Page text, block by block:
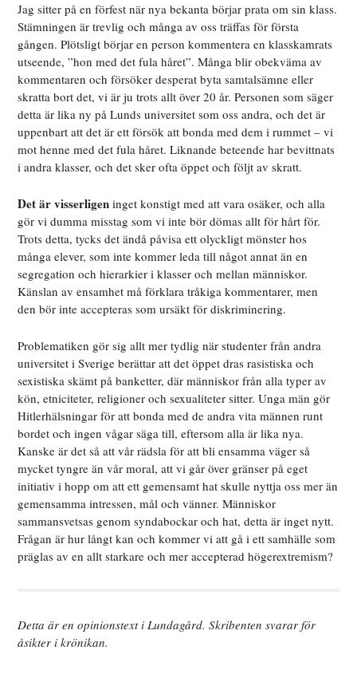
Jag sitter på en förfest när nya bekanta börjar prata om sin klass.
Stämningen är trevlig och många av oss träffas för första
gången. Plötsligt börjar en person kommentera en klasskamrats
utseende, ”hon med det fula håret”. Många blir obekväma av
kommentaren och försöker desperat byta samtalsämne eller
skratta bort det, vi är ju trots allt över 20 år. Personen som säger
detta är lika ny på Lunds universitet som oss andra, och det är
uppenbart att det är ett försök att bonda med dem i rummet – vi
mot henne med det fula håret. Liknande beteende har bevittnats
i andra klasser, och det sker ofta öppet och följt av skratt.
Det är visserligen inget konstigt med att vara osäker, och alla
gör vi dumma misstag som vi inte bör dömas allt för hårt för.
Trots detta, tycks det ändå påvisa ett olyckligt mönster hos
många elever, som inte kommer leda till något annat än en
segregation och hierarkier i klasser och mellan människor.
Känslan av ensamhet må förklara tråkiga kommentarer, men
den bör inte accepteras som ursäkt för diskriminering.
Problematiken gör sig allt mer tydlig när studenter från andra
universitet i Sverige berättar att det öppet dras rasistiska och
sexistiska skämt på banketter, där människor från alla typer av
kön, etniciteter, religioner och sexualiteter sitter. Unga män gör
Hitlerhälsningar för att bonda med de andra vita männen runt
bordet och ingen vågar säga till, eftersom alla är lika nya.
Kanske är det så att vår rädsla för att bli ensamma väger så
mycket tyngre än vår moral, att vi går över gränser på eget
initiativ i hopp om att ett gemensamt hat skulle nyttja oss mer än
gemensamma intressen, mål och vänner. Människor
sammansvetsas genom syndabockar och hat, detta är inget nytt.
Frågan är hur långt kan och kommer vi att gå i ett samhälle som
präglas av en allt starkare och mer accepterad högerextremism?
Detta är en opinionstext i Lundagård. Skribenten svarar för
åsikter i krönikan.